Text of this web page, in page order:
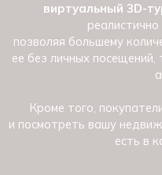
виртуальный 3D-
позволяя большему
ее без личных
Кроме того,
и посмотреть вашу
есть в